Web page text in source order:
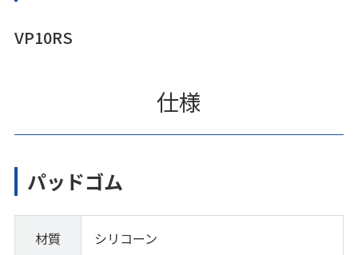
VP10RS
仕様
パッドゴム
材質 シリコーン